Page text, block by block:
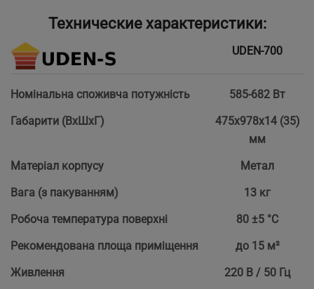
Технические характеристики:
UDEN-700
Номінальна споживча потужність
585-682 Вт
Габарити (ВхШхГ)
475х978х14 (35)
мм
Матеріал корпусу
Метал
Вага (з пакуванням)
13 кг
Робоча температура поверхні
80 ±5 °С
Рекомендована площа приміщення
до 15 м²
Живлення
220 В / 50 Гц